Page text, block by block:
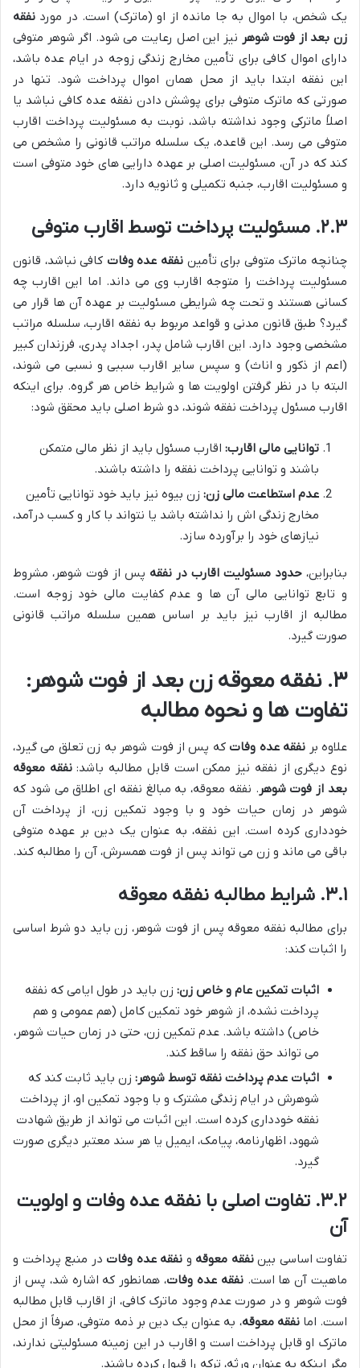
یک شخص، با اموال به جا مانده از او (ماترک) است. در مورد نفقه
زن بعد از فوت شوهر نیز این اصل رعایت می شود. اگر شوهر متوفی
دارای اموال کافی برای تأمین مخارج زندگی زوجه در ایام عده باشد،
این نفقه ابتدا باید از محل همان اموال پرداخت شود. تنها در
صورتی که ماترک متوفی برای پوشش دادن نفقه عده کافی نباشد یا
اصلاً ماترکی وجود نداشته باشد، نوبت به مسئولیت پرداخت اقارب
متوفی می رسد. این قاعده، یک سلسله مراتب قانونی را مشخص می
کند که در آن، مسئولیت اصلی بر عهده دارایی های خود متوفی است
و مسئولیت اقارب، جنبه تکمیلی و ثانویه دارد.
۲.۳. مسئولیت پرداخت توسط اقارب متوفی
چنانچه ماترک متوفی برای تأمین نفقه عده وفات کافی نباشد، قانون
مسئولیت پرداخت را متوجه اقارب وی می داند. اما این اقارب چه
کسانی هستند و تحت چه شرایطی مسئولیت بر عهده آن ها قرار می
گیرد؟ طبق قانون مدنی و قواعد مربوط به نفقه اقارب، سلسله مراتب
مشخصی وجود دارد. این اقارب شامل پدر، اجداد پدری، فرزندان کبیر
(اعم از ذکور و اناث) و سپس سایر اقارب سببی و نسبی می شوند،
البته با در نظر گرفتن اولویت ها و شرایط خاص هر گروه. برای اینکه
اقارب مسئول پرداخت نفقه شوند، دو شرط اصلی باید محقق شود:
توانایی مالی اقارب: اقارب مسئول باید از نظر مالی متمکن
باشند و توانایی پرداخت نفقه را داشته باشند.
عدم استطاعت مالی زن: زن بیوه نیز باید خود توانایی تأمین
مخارج زندگی اش را نداشته باشد یا نتواند با کار و کسب درآمد،
نیازهای خود را برآورده سازد.
بنابراین، حدود مسئولیت اقارب در نفقه پس از فوت شوهر، مشروط
و تابع توانایی مالی آن ها و عدم کفایت مالی خود زوجه است.
مطالبه از اقارب نیز باید بر اساس همین سلسله مراتب قانونی
صورت گیرد.
۳. نفقه معوقه زن بعد از فوت شوهر:
تفاوت ها و نحوه مطالبه
علاوه بر نفقه عده وفات که پس از فوت شوهر به زن تعلق می گیرد،
نوع دیگری از نفقه نیز ممکن است قابل مطالبه باشد:نفقه معوقه
بعد از فوت شوهر . نفقه معوقه، به مبالغ نفقه ای اطلاق می شود که
شوهر در زمان حیات خود و با وجود تمکین زن، از پرداخت آن
خودداری کرده است. این نفقه، به عنوان یک دین بر عهده متوفی
باقی می ماند و زن می تواند پس از فوت همسرش، آن را مطالبه کند.
۳.۱. شرایط مطالبه نفقه معوقه
برای مطالبه نفقه معوقه پس از فوت شوهر، زن باید دو شرط اساسی
را اثبات کند:
اثبات تمکین عام و خاص زن: زن باید در طول ایامی که نفقه
پرداخت نشده، از شوهر خود تمکین کامل (هم عمومی و هم
خاص) داشته باشد. عدم تمکین زن، حتی در زمان حیات شوهر،
می تواند حق نفقه را ساقط کند.
اثبات عدم پرداخت نفقه توسط شوهر: زن باید ثابت کند که
شوهرش در ایام زندگی مشترک و با وجود تمکین او، از پرداخت
نفقه خودداری کرده است. این اثبات می تواند از طریق شهادت
شهود، اظهارنامه، پیامک، ایمیل یا هر سند معتبر دیگری صورت
گیرد.
۳.۲. تفاوت اصلی با نفقه عده وفات و اولویت
آن
تفاوت اساسی بیننفقه معوقه و نفقه عده وفات در منبع پرداخت و
ماهیت آن ها است.نفقه عده وفات، همانطور که اشاره شد، پس از
فوت شوهر و در صورت عدم وجود ماترک کافی، از اقارب قابل مطالبه
است. امانفقه معوقه، به عنوان یک دین بر ذمه متوفی، صرفاً از محل
ماترک او قابل پرداخت است و اقارب در این زمینه مسئولیتی ندارند،
مگر اینکه به عنوان ورثه، ترکه را قبول کرده باشند.